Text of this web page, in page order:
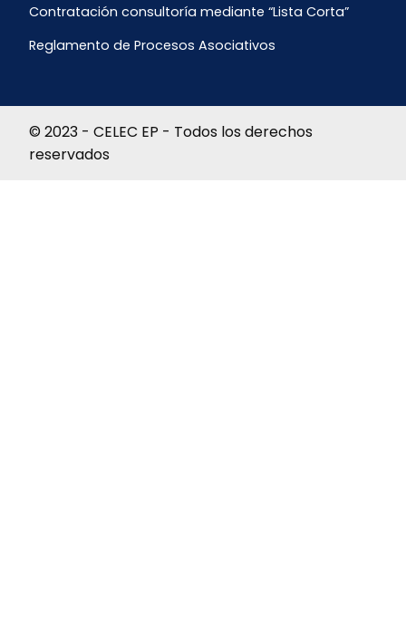
Contratación consultoría mediante “Lista Corta”
Reglamento de Procesos Asociativos
© 2023 - CELEC EP - Todos los derechos
reservados